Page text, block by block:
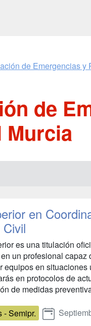
de Emergencias y
de
Murcia
en
es una titulación
un profesional
equipos en
en protocolos de
de medidas
- Semipr.